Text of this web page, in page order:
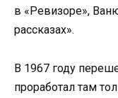
в «Ревизоре»,
рассказах».
В 1967 году
проработал там